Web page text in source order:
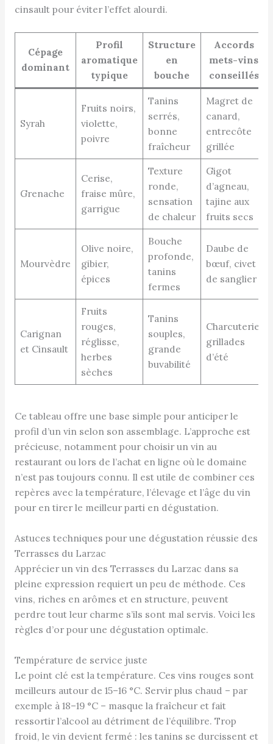
cinsault pour éviter l’effet alourdi.
Cépage
dominant
Profil
aromatique
typique
Structure
en
bouche
Accords
mets-vins
conseillés
Syrah
Fruits noirs,
violette,
poivre
Tanins
serrés,
bonne
fraîcheur
Magret de
canard,
entrecôte
grillée
Grenache
Cerise,
fraise mûre,
garrigue
Texture
ronde,
sensation
de chaleur
Gigot
d’agneau,
tajine aux
fruits secs
Mourvèdre
Olive noire,
gibier,
épices
Bouche
profonde,
tanins
fermes
Daube de
bœuf, civet
de sanglier
Carignan
et Cinsault
Fruits
rouges,
réglisse,
herbes
sèches
Tanins
souples,
grande
buvabilité
Charcuterie,
grillades
d’été
Ce tableau offre une base simple pour anticiper le
profil d’un vin selon son assemblage. L’approche est
précieuse, notamment pour choisir un vin au
restaurant ou lors de l’achat en ligne où le domaine
n’est pas toujours connu. Il est utile de combiner ces
repères avec la température, l’élevage et l’âge du vin
pour en tirer le meilleur parti en dégustation.
Astuces techniques pour une dégustation réussie des
Terrasses du Larzac
Apprécier un vin des Terrasses du Larzac dans sa
pleine expression requiert un peu de méthode. Ces
vins, riches en arômes et en structure, peuvent
perdre tout leur charme s’ils sont mal servis. Voici les
règles d’or pour une dégustation optimale.
Température de service juste
Le point clé est la température. Ces vins rouges sont
meilleurs autour de 15–16 °C. Servir plus chaud – par
exemple à 18–19 °C – masque la fraîcheur et fait
ressortir l’alcool au détriment de l’équilibre. Trop
froid, le vin devient fermé : les tanins se durcissent et